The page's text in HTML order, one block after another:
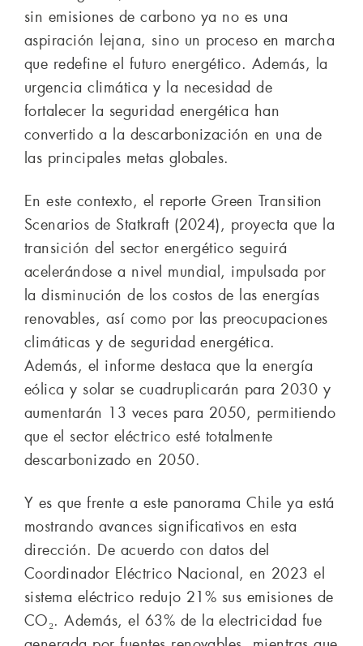
sin emisiones de carbono ya no es una
aspiración lejana, sino un proceso en marcha
que redefine el futuro energético. Además, la
urgencia climática y la necesidad de
fortalecer la seguridad energética han
convertido a la descarbonización en una de
las principales metas globales.
En este contexto, el reporte Green Transition
Scenarios de Statkraft (2024), proyecta que la
transición del sector energético seguirá
acelerándose a nivel mundial, impulsada por
la disminución de los costos de las energías
renovables, así como por las preocupaciones
climáticas y de seguridad energética.
Además, el informe destaca que la energía
eólica y solar se cuadruplicarán para 2030 y
aumentarán 13 veces para 2050, permitiendo
que el sector eléctrico esté totalmente
descarbonizado en 2050.
Y es que frente a este panorama Chile ya está
mostrando avances significativos en esta
dirección. De acuerdo con datos del
Coordinador Eléctrico Nacional, en 2023 el
sistema eléctrico redujo 21% sus emisiones de
CO₂. Además, el 63% de la electricidad fue